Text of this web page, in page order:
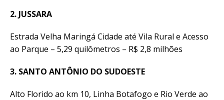
2. JUSSARA
Estrada Velha Maringá Cidade até Vila Rural e Acesso
ao Parque – 5,29 quilômetros – R$ 2,8 milhões
3. SANTO ANTÔNIO DO SUDOESTE
Alto Florido ao km 10, Linha Botafogo e Rio Verde ao